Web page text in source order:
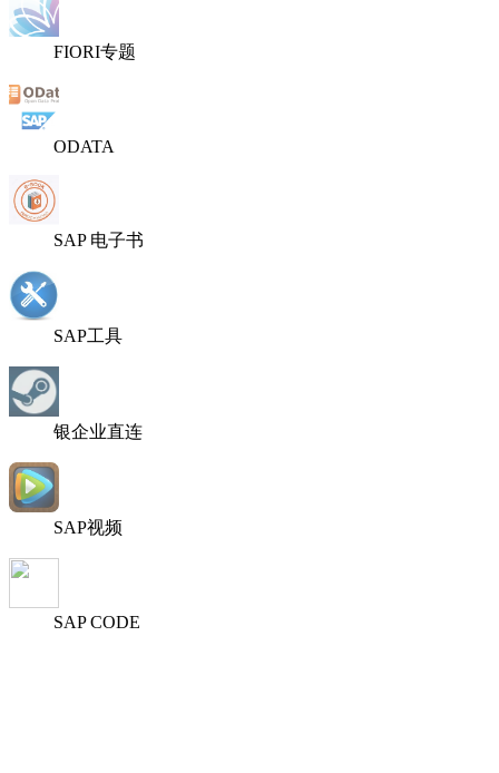
FIORI专题
ODATA
SAP 电子书
SAP工具
银企业直连
SAP视频
SAP CODE